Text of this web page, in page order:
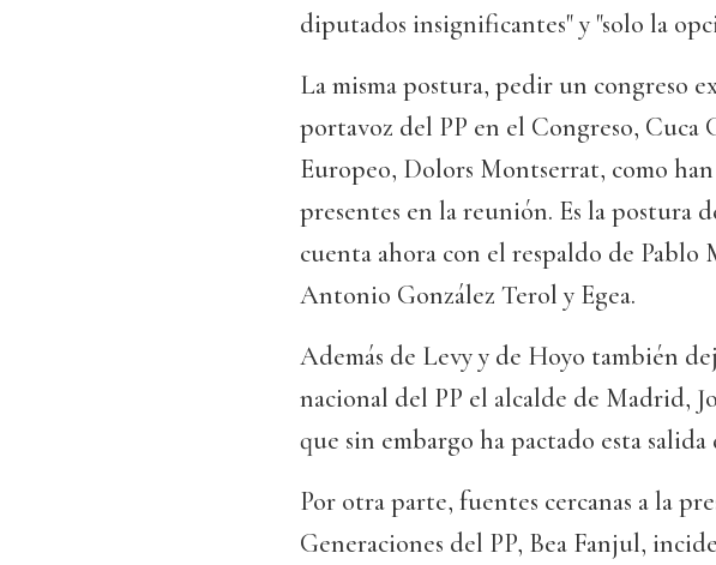
diputados insignificantes" y "solo la
La misma postura, pedir un congreso
portavoz del PP en el Congreso, Cuca
Europeo, Dolors Montserrat, como
presentes en la reunión. Es la postura
cuenta ahora con el respaldo de
Antonio González Terol y Egea.
Además de Levy y de Hoyo también
nacional del PP el alcalde de Madrid,
que sin embargo ha pactado esta salida
Por otra parte, fuentes cercanas a la
Generaciones del PP, Bea Fanjul,